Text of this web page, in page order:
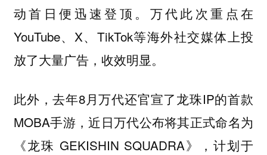
动首日便迅速登顶。万代此次重点在
YouTube、X、TikTok等海外社交媒体上投
放了大量广告，收效明显。
此外，去年8月万代还官宣了龙珠IP的首款
MOBA手游，近日万代公布将其正式命名为
《龙珠 GEKISHIN SQUADRA》，计划于